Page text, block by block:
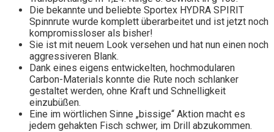
Die bekannte und beliebte Sportex HYDRA SPIRIT
Spinnrute wurde komplett überarbeitet und ist jetzt noch
kompromissloser als bisher!
Sie ist mit neuem Look versehen und hat nun einen noch
aggressiveren Blank.
Dank eines eigens entwickelten, hochmodularen
Carbon-Materials konnte die Rute noch schlanker
gestaltet werden, ohne Kraft und Schnelligkeit
einzubüßen.
Eine im wörtlichen Sinne „bissige“ Aktion macht es
jedem gehakten Fisch schwer, im Drill abzukommen.